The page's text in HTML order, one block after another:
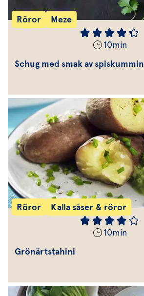
Röror Meze
10min
Schug med smak av spiskummin
Röror Kalla såser & röror
10min
Grönärtstahini